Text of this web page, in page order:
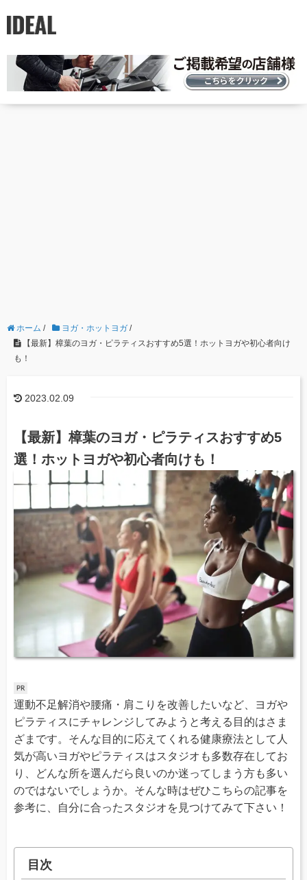
ホーム / ヨガ・ホットヨガ /
【最新】樟葉のヨガ・ピラティスおすすめ5選！ホットヨガや初心者向け
も！
2023.02.09
【最新】樟葉のヨガ・ピラティスおすすめ5
選！ホットヨガや初心者向けも！
運動不足解消や腰痛・肩こりを改善したいなど、ヨガや
ピラティスにチャレンジしてみようと考える目的はさま
ざまです。そんな目的に応えてくれる健康療法として人
気が高いヨガやピラティスはスタジオも多数存在してお
り、どんな所を選んだら良いのか迷ってしまう方も多い
のではないでしょうか。そんな時はぜひこちらの記事を
参考に、自分に合ったスタジオを見つけてみて下さい！
目次